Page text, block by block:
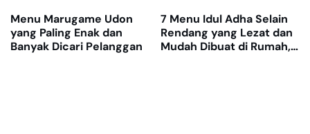
Menu Marugame Udon
yang Paling Enak dan
Banyak Dicari Pelanggan
7 Menu Idul Adha Selain
Rendang yang Lezat dan
Mudah Dibuat di Rumah,